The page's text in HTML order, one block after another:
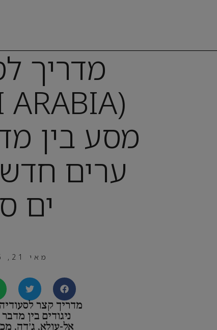
מדריך
מסע בין
ערים
ים
מאי 21, 2026
מדריך קצר
ניגודים בין
אל-עולא, ג׳דה,